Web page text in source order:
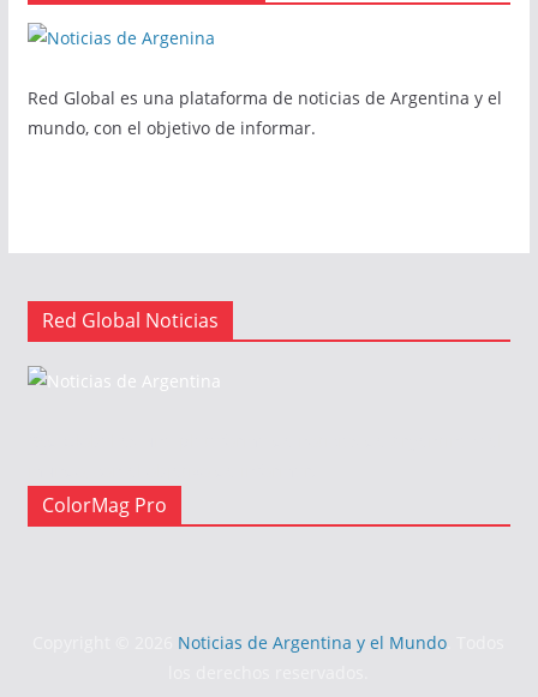
Red Global es una plataforma de noticias de Argentina y el
mundo, con el objetivo de informar.
Red Global Noticias
ColorMag Pro
Noticias de Argentina y el Mundo